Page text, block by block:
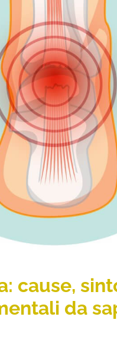
CAUSE,
DA SAPERE PER
Articoli
cause,
da